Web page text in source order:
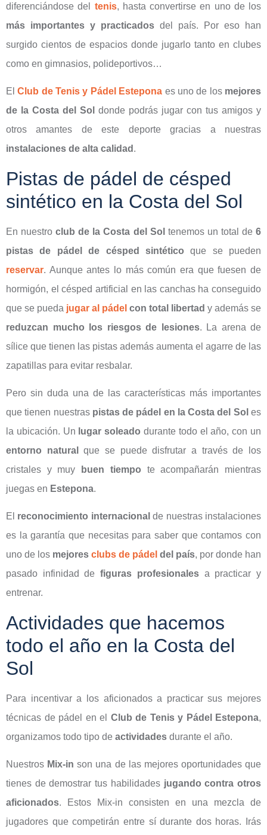
diferenciándose del tenis, hasta convertirse en uno de los
más importantes y practicados del país. Por eso han
surgido cientos de espacios donde jugarlo tanto en clubes
como en gimnasios, polideportivos…
ElClub de Tenis y Pádel Estepona es uno de los mejores
de la Costa del Sol
donde podrás jugar con tus amigos y
otros amantes de este deporte gracias a nuestras
instalaciones de alta calidad .
Pistas de pádel de césped
sintético en la Costa del Sol
En nuestroclub de la Costa del Sol tenemos un total de6
pistas de pádel de césped sintético que se pueden
reservar. Aunque antes lo más común era que fuesen de
hormigón, el césped artificial en las canchas ha conseguido
que se pueda jugar al pádel con total libertad y además se
reduzcan mucho los riesgos de lesiones. La arena de
sílice que tienen las pistas además aumenta el agarre de las
zapatillas para evitar resbalar.
Pero sin duda una de las características más importantes
que tienen nuestras pistas de pádel en la Costa del Sol es
la ubicación. Un lugar soleado durante todo el año, con un
entorno natural
que se puede disfrutar a través de los
cristales y muy
buen tiempo te acompañarán mientras
juegas en Estepona.
El reconocimiento internacional de nuestras instalaciones
es la garantía que necesitas para saber que contamos con
uno de los mejores clubs de pádel del país, por donde han
pasado infinidad defiguras profesionalesa practicar y
entrenar.
Actividades que hacemos
todo el año en la Costa del
Sol
Para incentivar a los aficionados a practicar sus mejores
técnicas de pádel en el Club de Tenis y Pádel Estepona,
organizamos todo tipo de actividades durante el año.
Nuestros Mix-in son una de las mejores oportunidades que
tienes de demostrar tus habilidades jugando contra otros
aficionados. Estos Mix-in consisten en una mezcla de
jugadores que competirán entre sí durante dos horas. Irás